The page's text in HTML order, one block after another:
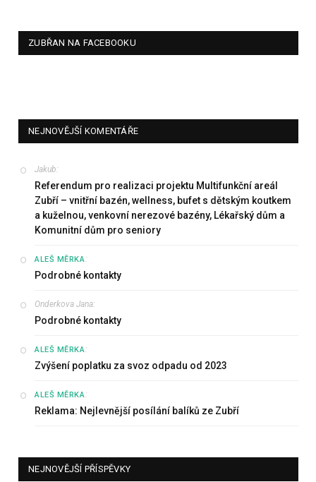
ZUBŘAN NA FACEBOOKU
NEJNOVĚJŠÍ KOMENTÁŘE
Jakub:
Referendum pro realizaci projektu Multifunkční areál
Zubří – vnitřní bazén, wellness, bufet s dětským koutkem
a kuželnou, venkovní nerezové bazény, Lékařský dům a
Komunitní dům pro seniory
ALEŠ MĚRKA:
Podrobné kontakty
Onderkova Jana:
Podrobné kontakty
ALEŠ MĚRKA:
Zvýšení poplatku za svoz odpadu od 2023
ALEŠ MĚRKA:
Reklama: Nejlevnější posílání balíků ze Zubří
NEJNOVĚJŠÍ PŘÍSPĚVKY